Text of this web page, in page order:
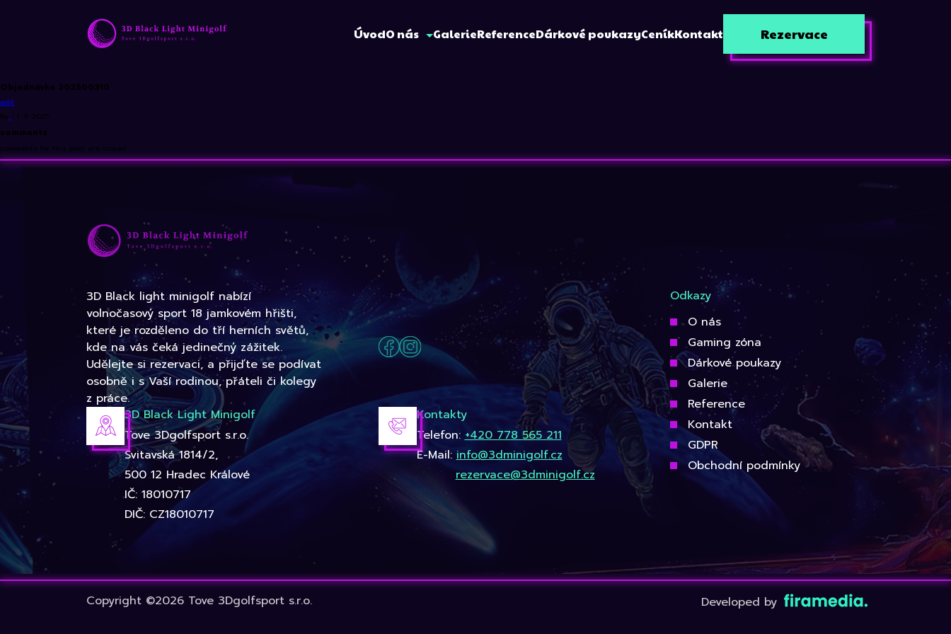
ÚvodO nás GalerieReferenceDárkové poukazyCeníkKontakt Rezervace
Objednávka 202500310
edit
By • 1. 9. 2025
comments
comments for this post are closed
3D Black light minigolf nabízí
volnočasový sport 18 jamkovém hřišti,
které je rozděleno do tří herních světů,
kde na vás čeká jedinečný zážitek.
Udělejte si rezervaci, a přijďte se podívat
osobně i s Vaší rodinou, přáteli či kolegy
z práce.
3D Black Light Minigolf
Tove 3Dgolfsport s.r.o.
Svitavská 1814/2,
500 12 Hradec Králové
IČ: 18010717
DIČ: CZ18010717
Kontakty
Telefon:+420 778 565 211
E-Mail:info@3dminigolf.cz
rezervace@3dminigolf.cz
Odkazy
O nás
Gaming zóna
Dárkové poukazy
Galerie
Reference
Kontakt
GDPR
Obchodní podmínky
Copyright ©2026 Tove 3Dgolfsport s.r.o. Developed by